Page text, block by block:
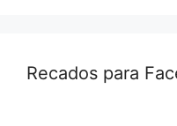
Recados para